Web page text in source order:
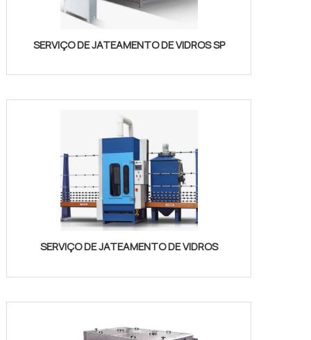
SERVIÇO DE JATEAMENTO DE VIDROS SP
SERVIÇO DE JATEAMENTO DE VIDROS